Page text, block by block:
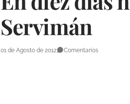
Servimán
01 de Agosto de 2012 Comentarios